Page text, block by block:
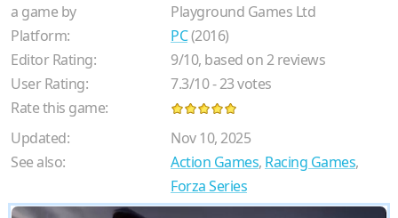
a game by
Playground Games Ltd
Platform:
PC(2016)
Editor Rating:
9/10, based on2reviews
User Rating:
7.3/10-23votes
Rate this game:
Updated:
Nov 10, 2025
See also:
Action Games, Racing Games,
Forza Series